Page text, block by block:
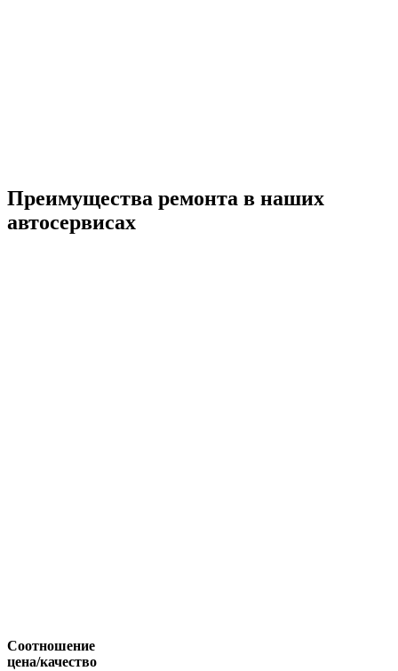
Преимущества ремонта в наших
автосервисах
Соотношение
цена/качество